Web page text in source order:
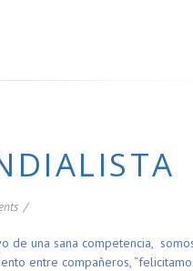
/
de una sana competencia,
entre compañeros,